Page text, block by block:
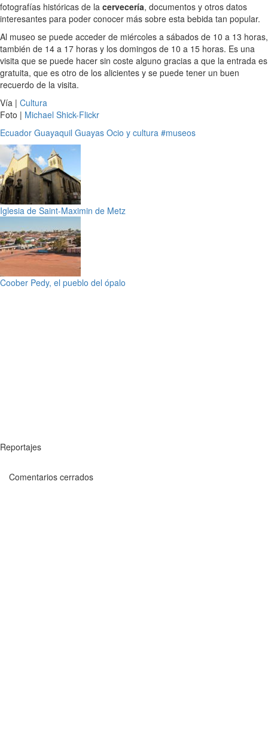
fotografías históricas de la cervecería, documentos y otros datos
interesantes para poder conocer más sobre esta bebida tan popular.
Al museo se puede acceder de miércoles a sábados de 10 a 13 horas,
también de 14 a 17 horas y los domingos de 10 a 15 horas. Es una
visita que se puede hacer sin coste alguno gracias a que la entrada es
gratuita, que es otro de los alicientes y se puede tener un buen
recuerdo de la visita.
Vía | Cultura
Foto | Michael Shick-Flickr
Ecuador Guayaquil Guayas Ocio y cultura #museos
Iglesia de Saint-Maximin de Metz
Coober Pedy, el pueblo del ópalo
Reportajes
Comentarios cerrados